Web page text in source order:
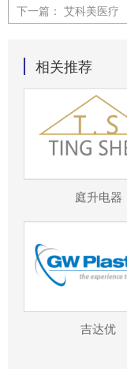
下一篇： 艾科美医疗
相关推荐
庭升电器
吉达优